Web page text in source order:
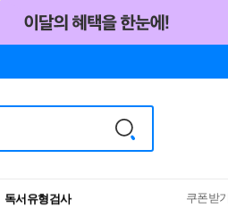
독서유형검사
쿠폰받기